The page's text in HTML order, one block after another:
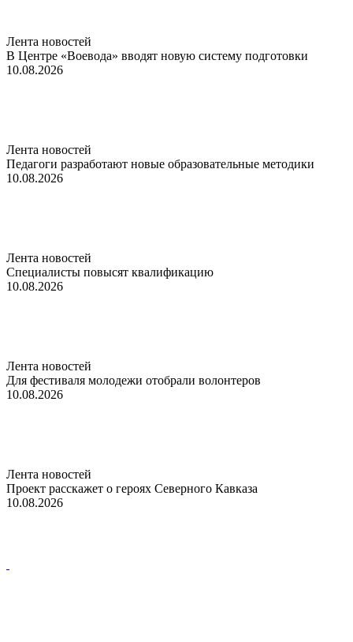
Лента новостей
В Центре «Воевода» вводят новую систему подготовки
10.08.2026
Лента новостей
Педагоги разработают новые образовательные методики
10.08.2026
Лента новостей
Специалисты повысят квалификацию
10.08.2026
Лента новостей
Для фестиваля молодежи отобрали волонтеров
10.08.2026
Лента новостей
Проект расскажет о героях Северного Кавказа
10.08.2026